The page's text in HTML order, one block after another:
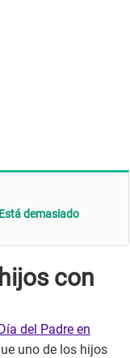
demasiado
con
del Padre en
uno de los hijos